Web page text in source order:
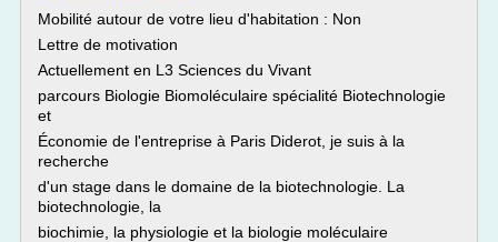
Mobilité autour de votre lieu d'habitation : Non
Lettre de motivation
Actuellement en L3 Sciences du Vivant
parcours Biologie Biomoléculaire spécialité Biotechnologie
et
Économie de l'entreprise à Paris Diderot, je suis à la
recherche
d'un stage dans le domaine de la biotechnologie. La
biotechnologie, la
biochimie, la physiologie et la biologie moléculaire